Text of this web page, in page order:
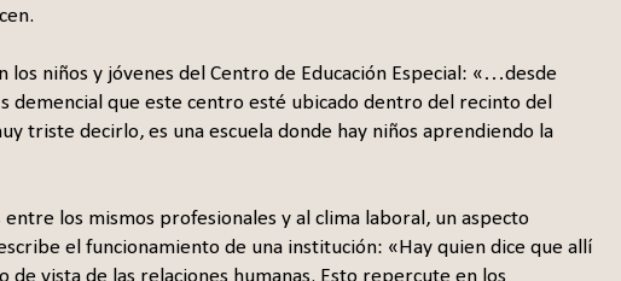
los niños y jóvenes del Centro de Educación Especial: «…desde
demencial que este centro esté ubicado dentro del recinto del
triste decirlo, es una escuela donde hay niños aprendiendo la
entre los mismos profesionales y al clima laboral, un aspecto
el funcionamiento de una institución: «Hay quien dice que allí
vista de las relaciones humanas. Esto repercute en los